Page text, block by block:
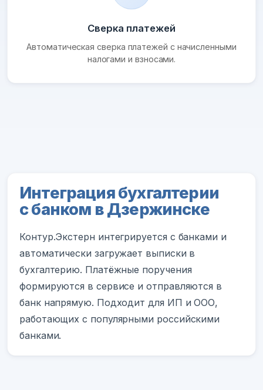
Сверка платежей
Автоматическая сверка платежей с начисленными
налогами и взносами.
Интеграция бухгалтерии
с банком в Дзержинске
Контур.Экстерн интегрируется с банками и
автоматически загружает выписки в
бухгалтерию. Платёжные поручения
формируются в сервисе и отправляются в
банк напрямую. Подходит для ИП и ООО,
работающих с популярными российскими
банками.